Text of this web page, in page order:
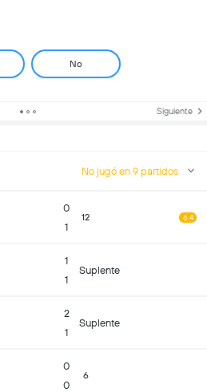
No
Siguiente
No jugó en 9 partidos
0
1
12 6.4
1
1
Suplente
2
1
Suplente
0
0
6